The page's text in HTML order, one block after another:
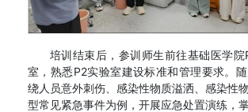
培训结束后，参训师生前往基础医学
室，熟悉P2实验室建设标准和管理要求。
绕人员意外刺伤、感染性物质溢洒、感染性
型常见紧急事件为例，开展应急处置演练，